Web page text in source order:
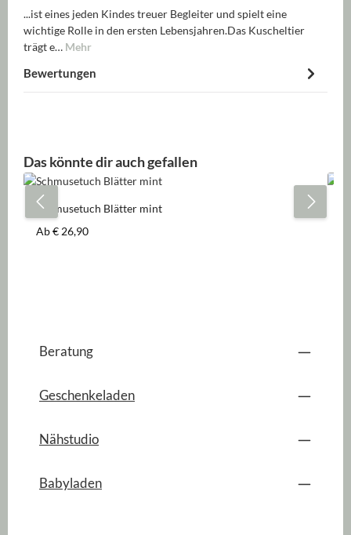
...ist eines jeden Kindes treuer Begleiter und spielt eine
wichtige Rolle in den ersten Lebensjahren.Das Kuscheltier
trägt e… Mehr
Bewertungen
Produktgalerie überspringen
Das könnte dir auch gefallen
Schmusetuch Blätter mint
Regulärer Preis:
Ab€ 26,90
Beratung
Geschenkeladen
Nähstudio
Babyladen